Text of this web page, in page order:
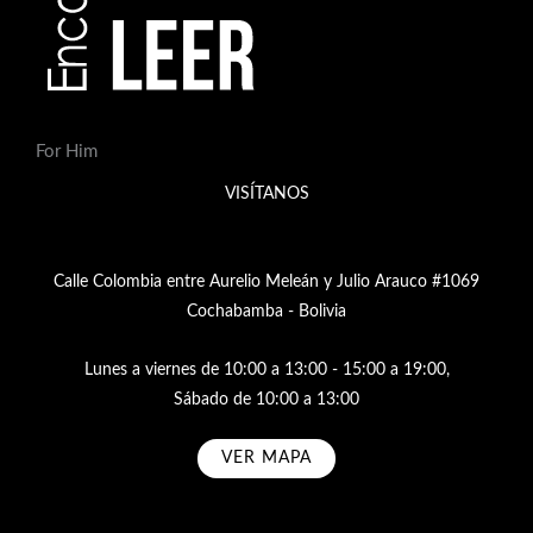
For Him
VISÍTANOS
Calle Colombia entre Aurelio Meleán y Julio Arauco #1069
Cochabamba - Bolivia
Lunes a viernes de 10:00 a 13:00 - 15:00 a 19:00,
Sábado de 10:00 a 13:00
VER MAPA